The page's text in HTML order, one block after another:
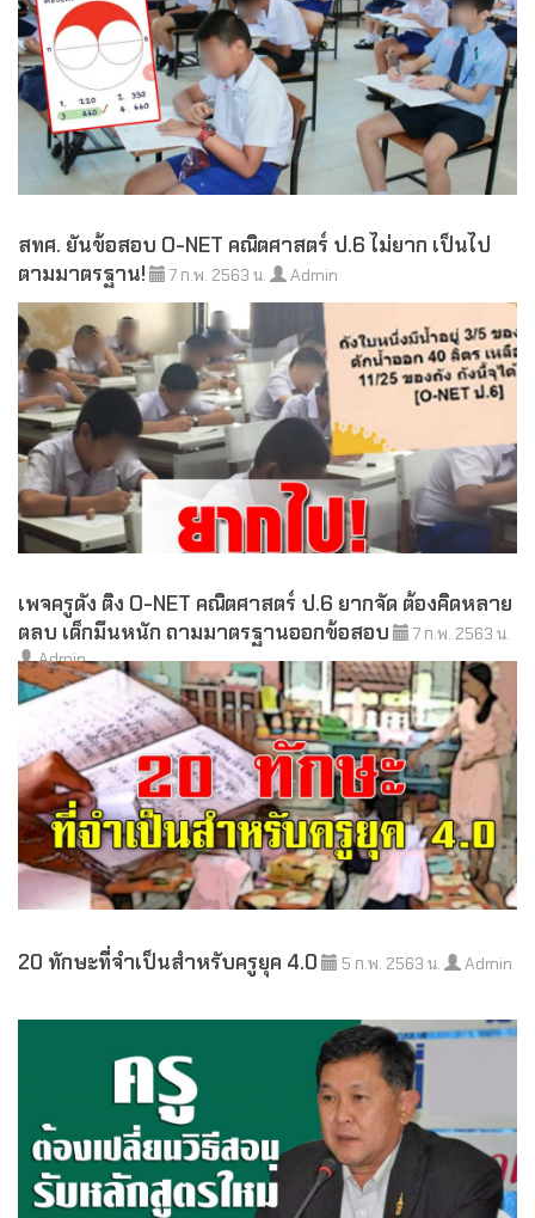
สทศ. ยันข้อสอบ O-NET คณิตศาสตร์ ป.6 ไม่ยาก เป็นไป
ตามมาตรฐาน!
7 ก.พ. 2563 น. Admin
เพจครูดัง ติง O-NET คณิตศาสตร์ ป.6 ยากจัด ต้องคิดหลาย
ตลบ เด็กมึนหนัก ถามมาตรฐานออกข้อสอบ
7 ก.พ. 2563 น.
Admin
20 ทักษะที่จำเป็นสำหรับครูยุค 4.0 5 ก.พ. 2563 น. Admin